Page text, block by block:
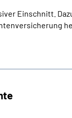
Einschnitt.